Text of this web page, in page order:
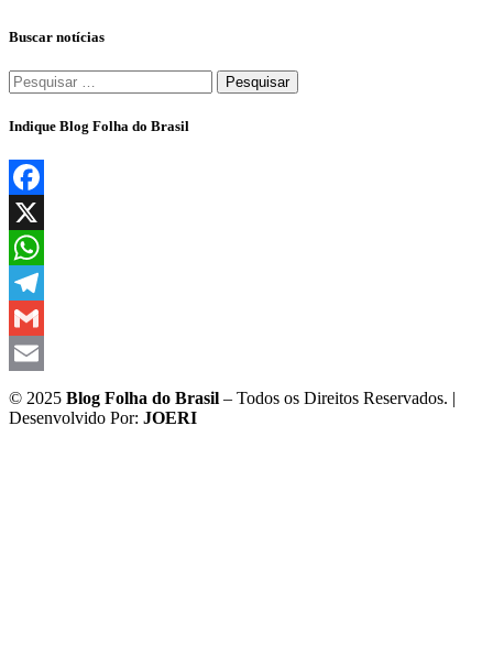
Buscar notícias
Pesquisar
por:
Indique Blog Folha do Brasil
Facebook
X
WhatsApp
Telegram
Gmail
Email
© 2025 Blog Folha do Brasil – Todos os Direitos Reservados. |
Desenvolvido Por: JOERI